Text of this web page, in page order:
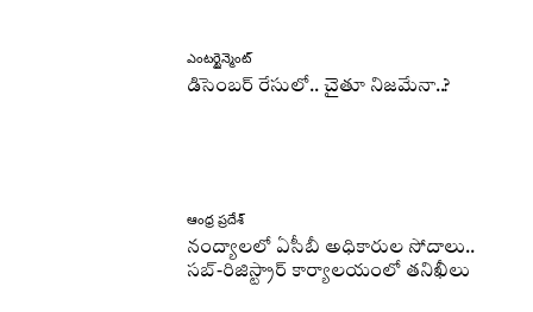
ఎంటర్టైన్మెంట్
డిసెంబర్ రేసులో.. చైతూ నిజమేనా..?
ఆంధ్ర ప్రదేశ్
నంద్యాలలో ఏసీబీ అధికారుల సోదాలు..
సబ్-రిజిస్ట్రార్ కార్యాలయంలో తనిఖీలు